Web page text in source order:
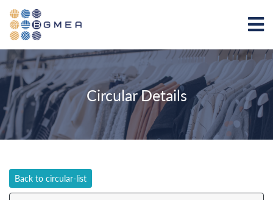
Circular Details
Back to circular-list